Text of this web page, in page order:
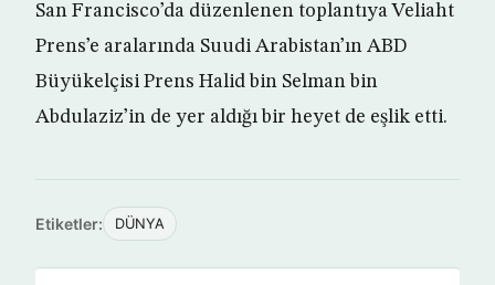
San Francisco’da düzenlenen toplantıya Veliaht
Prens’e aralarında Suudi Arabistan’ın ABD
Büyükelçisi Prens Halid bin Selman bin
Abdulaziz’in de yer aldığı bir heyet de eşlik etti.
Etiketler: DÜNYA